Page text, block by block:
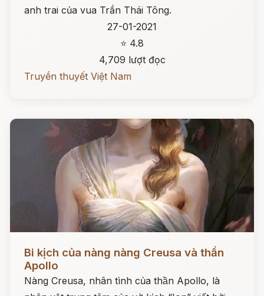
anh trai của vua Trần Thái Tông.
27-01-2021
⭐ 4.8
4,709 lượt đọc
Truyền thuyết Việt Nam
Bi kịch của nàng nàng Creusa và thần
Apollo
Nàng Creusa, nhân tình của thần Apollo, là